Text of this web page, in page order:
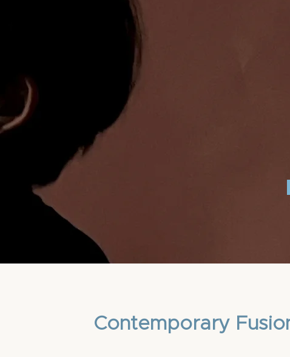
Contemporary